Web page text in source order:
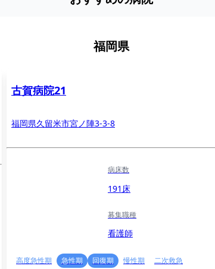
福岡県
古賀病院21
福岡県久留米市宮ノ陣3-3-8
病床数
191床
募集職種
看護師
高度急性期 急性期 回復期 慢性期
二次救急